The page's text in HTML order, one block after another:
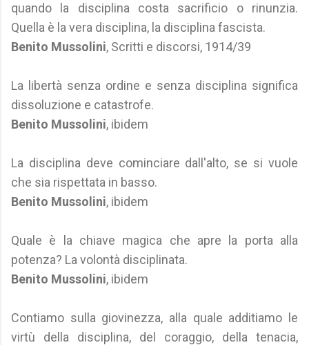
quando la disciplina costa sacrificio o rinunzia.
Quella è la vera disciplina, la disciplina fascista.
Benito Mussolini, Scritti e discorsi, 1914/39
La libertà senza ordine e senza disciplina significa
dissoluzione e catastrofe.
Benito Mussolini, ibidem
La disciplina deve cominciare dall'alto, se si vuole
che sia rispettata in basso.
Benito Mussolini, ibidem
Quale è la chiave magica che apre la porta alla
potenza? La volontà disciplinata.
Benito Mussolini, ibidem
Contiamo sulla giovinezza, alla quale additiamo le
virtù della disciplina, del coraggio, della tenacia,